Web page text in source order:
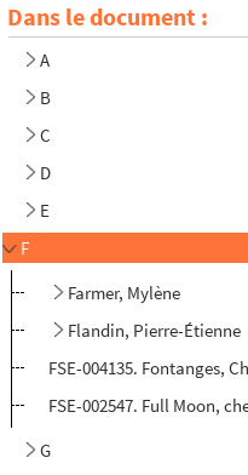
Dans le document :
A
B
C
D
E
F
Farmer, Mylène
Flandin, Pierre-Étienne
FSE-004135. Fontanges,
FSE-002547. Full Moon,
G